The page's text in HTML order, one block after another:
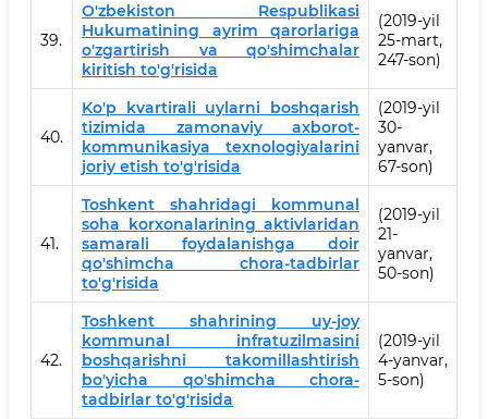
39.
O'zbekiston Respublikasi
Hukumatining ayrim qarorlariga
o'zgartirish va qo'shimchalar
kiritish to'g'risida
(2019-yil
25-mart,
247-son)
40.
Ko'p kvartirali uylarni boshqarish
tizimida zamonaviy axborot-
kommunikasiya texnologiyalarini
joriy etish to'g'risida
(2019-yil
30-
yanvar,
67-son)
41.
Toshkent shahridagi kommunal
soha korxonalarining aktivlaridan
samarali foydalanishga doir
qo'shimcha chora-tadbirlar
to'g'risida
(2019-yil
21-
yanvar,
50-son)
42.
Toshkent shahrining uy-joy
kommunal infratuzilmasini
boshqarishni takomillashtirish
bo'yicha qo'shimcha chora-
tadbirlar to'g'risida
(2019-yil
4-yanvar,
5-son)